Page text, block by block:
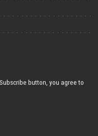
button, you agree to